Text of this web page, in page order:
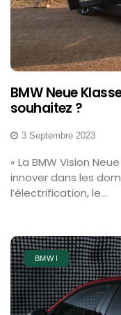
BMW Neue
souhaitez ?
3 Septembre 2023
« La BMW Vision
innover dans les
l’électrification, le...
BMW I